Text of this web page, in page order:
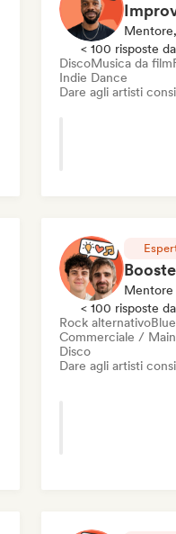
< 100 risposte
DiscoMusica da film
Indie Dance
Dare agli artisti
Mentore
< 100 risposte
Rock alternativo
Commerciale /
Disco
Dare agli artisti